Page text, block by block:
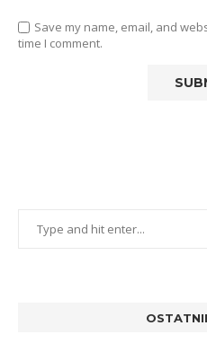
Save my name, email, and
time I comment.